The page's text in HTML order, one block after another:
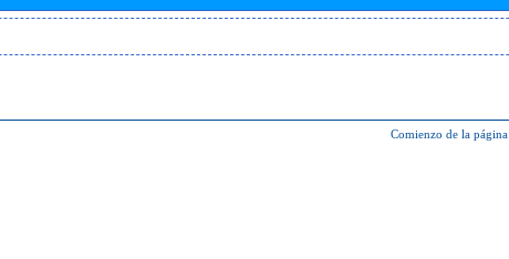
Comienzo de la página